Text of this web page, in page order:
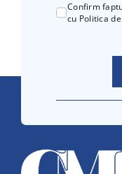
Confirm
cu Politica